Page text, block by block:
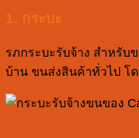
1. กระบะ
รภกระบะรับจ้าง สำหรับ
บ้าน ขนส่งสินค้าทั่วไป โ